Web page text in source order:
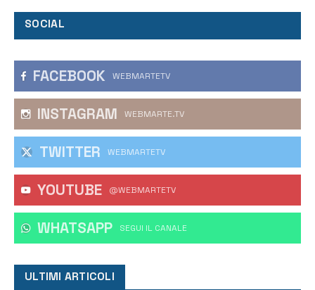
SOCIAL
FACEBOOK WEBMARTETV
INSTAGRAM WEBMARTE.TV
TWITTER WEBMARTETV
YOUTUBE @WEBMARTETV
WHATSAPP ‎SEGUI IL CANALE
ULTIMI ARTICOLI